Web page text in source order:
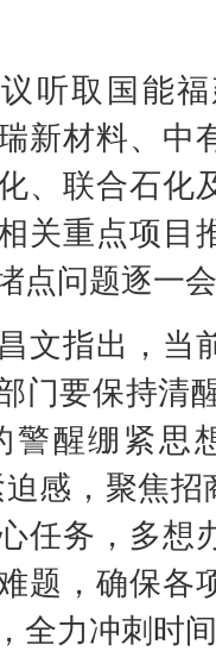
取国能福
新材料、中
、联合石化
关重点项目
点问题逐一
指出，当前
门要保持清
警醒绷紧思
迫感，聚焦
任务，多想
题，确保各
全力冲刺时